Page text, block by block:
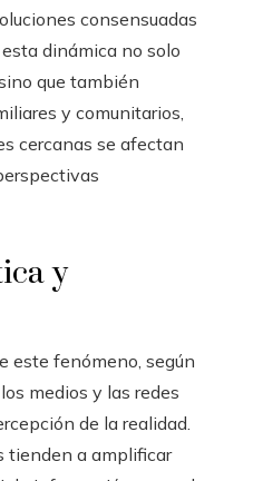
consensuadas
dinámica no solo
que también
y comunitarios,
cercanas se afectan
y
este fenómeno, según
medios y las redes
de la realidad.
tienden a amplificar